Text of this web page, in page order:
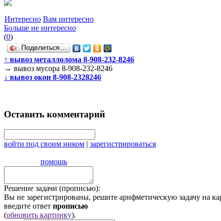
Интересно Вам интересно
Больше не интересно
(0)
Поделиться…
↑ вывоз металлолома 8-908-232-8246
→ вывоз мусора 8-908-232-8246
↓ вывоз окон 8-908-2328246
Оставить комментарий
войти под своим ником | зарегистрироваться
помощь
Решение задачи (прописью):
Вы не зарегистрированы, решите арифметическую задачу на
введите ответ прописью
(обновить картинку).